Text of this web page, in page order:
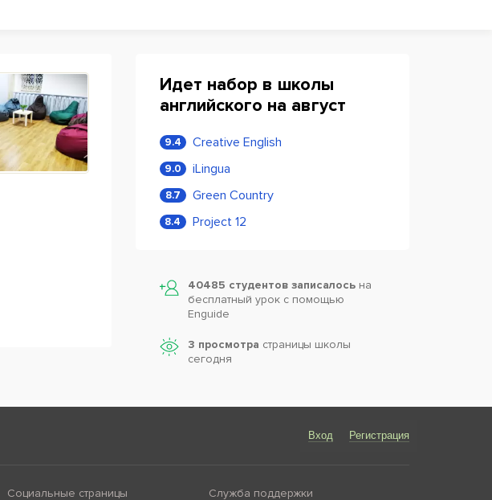
Идет набор в школы
английского на август
9.4 Creative English
9.0 iLingua
8.7 Green Country
8.4 Project 12
40485 студентов записалось на
бесплатный урок с помощью
Enguide
3 просмотра страницы школы
сегодня
Вход Регистрация
Социальные страницы Служба поддержки